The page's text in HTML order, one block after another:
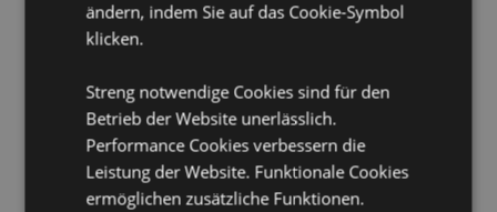
Möchten Sie mehr über den Einkauf bei Puckator
erfahren?
ändern, indem Sie auf das Cookie-Symbol
klicken.
Streng notwendige Cookies sind für den
Betrieb der Website unerlässlich.
Performance Cookies verbessern die
Leistung der Website. Funktionale Cookies
ermöglichen zusätzliche Funktionen.